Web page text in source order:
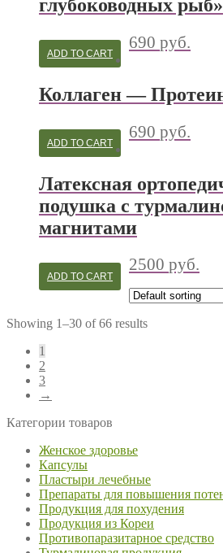
глубоководных рыб»
690 руб.
ADD TO CART
Коллаген —
690 руб.
ADD TO CART
Латексная
подушка с
магнитами
2500 руб.
ADD TO CART
Showing 1–30 of 66 results
1
2
3
→
Категории товаров
Женское здоровье
Капсулы
Пластыри лечебные
Препараты для повышения
Продукция для похудения
Продукция из Кореи
Противопаразитарное средство